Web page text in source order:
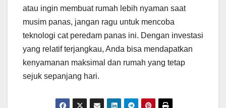
atau ingin membuat rumah lebih nyaman saat
musim panas, jangan ragu untuk mencoba
teknologi cat peredam panas ini. Dengan investasi
yang relatif terjangkau, Anda bisa mendapatkan
kenyamanan maksimal dan rumah yang tetap
sejuk sepanjang hari.